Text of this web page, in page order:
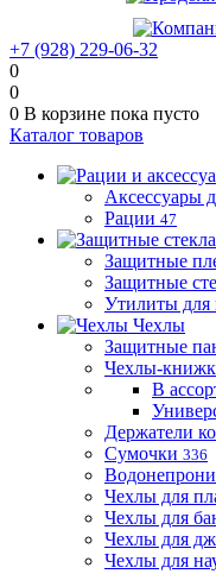
+7 (928) 229-06-32
0
0
0 В корзине пока пусто
Каталог товаров
Аксессуары
Рации 47
Защитные
Защитные
Утилиты для
Чехлы
Защитные
Чехлы-
В
Держатели
Сумочки 336
Чехлы для
Чехлы для
Чехлы для
Чехлы для